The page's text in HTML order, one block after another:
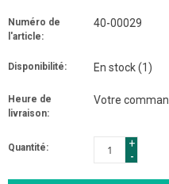
Numéro de
l'article:
40-00029
Disponibilité: En stock(1)
Heure de
livraison:
Votre
Quantité:
+
-